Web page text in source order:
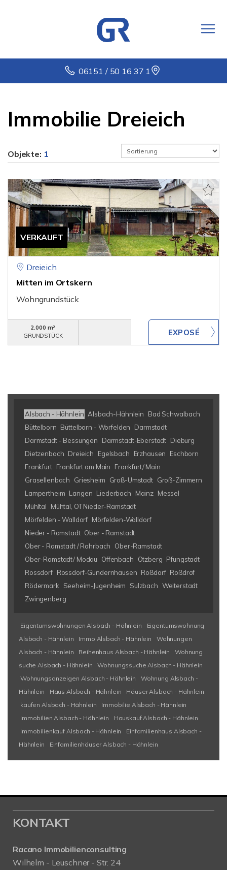
06151 / 50 16 37 1
Immobilie Dreieich
Objekte: 1
VERKAUFT
Dreieich
Mitten im Ortskern
Wohngrundstück
2.000 m²
GRUNDSTÜCK
Alsbach - Hähnlein Alsbach-Hähnlein
Bad Schwalbach
Büttelborn Büttelborn - Worfelden
Darmstadt
Darmstadt - Bessungen
Darmstadt-Eberstadt Dieburg
Dietzenbach Dreieich Egelsbach Erzhausen
Eschborn
Frankfurt Frankfurt am Main
Frankfurt/ Main
Grasellenbach
Griesheim Groß-Umstadt Groß-Zimmern
Lampertheim Langen Liederbach Mainz Messel
Mühltal
Mühtal, OT Nieder-Ramstadt
Mörfelden - Walldorf Mörfelden-Walldorf
Nieder - Ramstadt Ober - Ramstadt
Ober - Ramstadt / Rohrbach
Ober-Ramstadt
Ober-Ramstadt/ Modau
Offenbach Otzberg Pfungstadt
Rossdorf Rossdorf-Gundernhausen Roßdorf Roßdrof
Rödermark
Seeheim-Jugenheim Sulzbach Weiterstadt
Zwingenberg
Eigentumswohnungen Alsbach - Hähnlein
Eigentumswohnung
Alsbach - Hähnlein
Immo Alsbach - Hähnlein
Wohnungen
Alsbach - Hähnlein
Reihenhaus Alsbach - Hähnlein
Wohnung
suche Alsbach - Hähnlein
Wohnungssuche Alsbach - Hähnlein
Wohnungsanzeigen Alsbach - Hähnlein
Wohnung Alsbach -
Hähnlein
Haus Alsbach - Hähnlein
Häuser Alsbach - Hähnlein
kaufen Alsbach - Hähnlein
Immobilie Alsbach - Hähnlein
Immobilien Alsbach - Hähnlein
Hauskauf Alsbach - Hähnlein
Immobilienkauf Alsbach - Hähnlein
Einfamilienhaus Alsbach -
Hähnlein
Einfamilienhäuser Alsbach - Hähnlein
KONTAKT
Racano Immobilienconsulting
Wilhelm - Leuschner - Str. 24